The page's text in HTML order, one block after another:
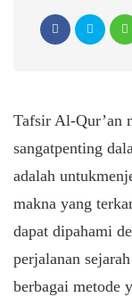
Tafsir Al-Qur’an
sangatpenting
adalah untuk
makna yang
dapat dipahami
perjalanan sejarah
berbagai metode